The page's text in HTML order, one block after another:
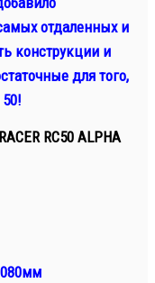
отдаленных и
конструкции и
для того,
RC50 ALPHA